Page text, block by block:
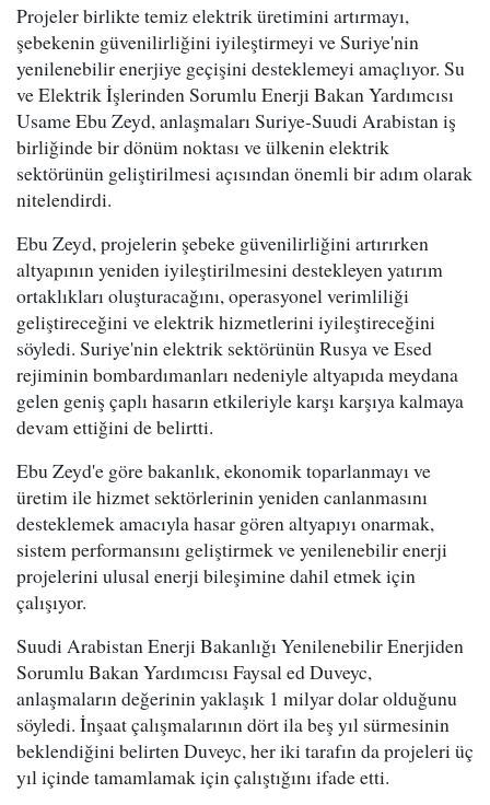
Projeler birlikte temiz elektrik üretimini artırmayı,
şebekenin güvenilirliğini iyileştirmeyi ve Suriye'nin
yenilenebilir enerjiye geçişini desteklemeyi amaçlıyor. Su
ve Elektrik İşlerinden Sorumlu Enerji Bakan Yardımcısı
Usame Ebu Zeyd, anlaşmaları Suriye-Suudi Arabistan iş
birliğinde bir dönüm noktası ve ülkenin elektrik
sektörünün geliştirilmesi açısından önemli bir adım olarak
nitelendirdi.
Ebu Zeyd, projelerin şebeke güvenilirliğini artırırken
altyapının yeniden iyileştirilmesini destekleyen yatırım
ortaklıkları oluşturacağını, operasyonel verimliliği
geliştireceğini ve elektrik hizmetlerini iyileştireceğini
söyledi. Suriye'nin elektrik sektörünün Rusya ve Esed
rejiminin bombardımanları nedeniyle altyapıda meydana
gelen geniş çaplı hasarın etkileriyle karşı karşıya kalmaya
devam ettiğini de belirtti.
Ebu Zeyd'e göre bakanlık, ekonomik toparlanmayı ve
üretim ile hizmet sektörlerinin yeniden canlanmasını
desteklemek amacıyla hasar gören altyapıyı onarmak,
sistem performansını geliştirmek ve yenilenebilir enerji
projelerini ulusal enerji bileşimine dahil etmek için
çalışıyor.
Suudi Arabistan Enerji Bakanlığı Yenilenebilir Enerjiden
Sorumlu Bakan Yardımcısı Faysal ed Duveyc,
anlaşmaların değerinin yaklaşık 1 milyar dolar olduğunu
söyledi. İnşaat çalışmalarının dört ila beş yıl sürmesinin
beklendiğini belirten Duveyc, her iki tarafın da projeleri üç
yıl içinde tamamlamak için çalıştığını ifade etti.